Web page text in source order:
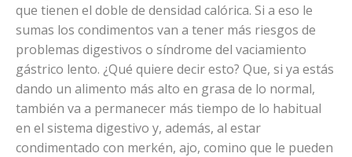
que tienen el doble de densidad calórica. Si a eso le
sumas los condimentos van a tener más riesgos de
problemas digestivos o síndrome del vaciamiento
gástrico lento. ¿Qué quiere decir esto? Que, si ya estás
dando un alimento más alto en grasa de lo normal,
también va a permanecer más tiempo de lo habitual
en el sistema digestivo y, además, al estar
condimentado con merkén, ajo, comino que le pueden